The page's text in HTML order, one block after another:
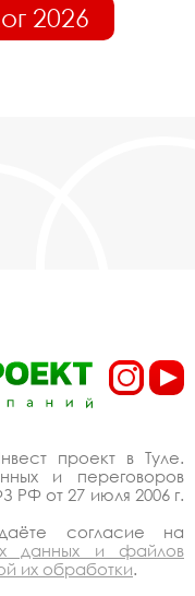
2026
проект в Туле.
и переговоров
РФ от 27 июля 2006 г.
согласие на
данных и файлов
их обработки.